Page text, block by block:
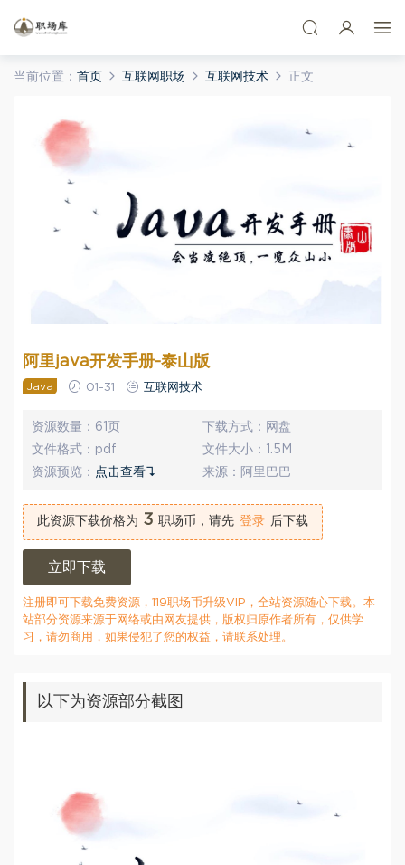
当前位置： 首页 互联网职场 互联网技术 正文
阿里java开发手册-泰山版
Java 01-31 互联网技术
资源数量： 61页 下载方式： 网盘
文件格式： pdf 文件大小：
1.5M
资源预览： 点击查看↴ 来源： 阿里巴巴
此资源下载价格为 3 职场币，请先 登录 后下载
立即下载
注册即可下载免费资源，119职场币升级VIP，全站资源随心下载。本
站部分资源来源于网络或由网友提供，版权归原作者所有，仅供学
习，请勿商用，如果侵犯了您的权益，请联系处理。
以下为资源部分截图